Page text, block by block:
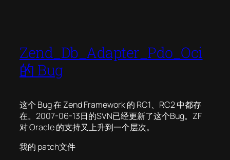
Zend_Db_Adapter_Pdo_Oci
的 Bug
这个 Bug 在 Zend Framework 的 RC1、RC2 中都存
在。2007-06-13日的SVN已经更新了这个Bug。ZF
对 Oracle 的支持又上升到一个层次。
我的 patch文件